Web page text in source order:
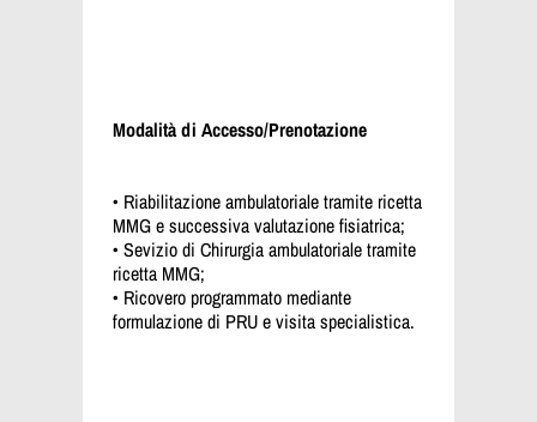
Modalità di Accesso/Prenotazione
• Riabilitazione ambulatoriale tramite ricetta
MMG e successiva valutazione fisiatrica;
• Sevizio di Chirurgia ambulatoriale tramite
ricetta MMG;
• Ricovero programmato mediante
formulazione di PRU e visita specialistica.